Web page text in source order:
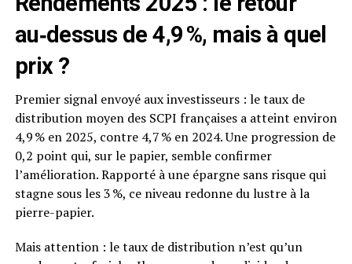
au‑dessus de 4,9 %, mais à quel
prix ?
Premier signal envoyé aux investisseurs : le taux de
distribution moyen des SCPI françaises a atteint environ
4,9 % en 2025, contre 4,7 % en 2024. Une progression de
0,2 point qui, sur le papier, semble confirmer
l’amélioration. Rapporté à une épargne sans risque qui
stagne sous les 3 %, ce niveau redonne du lustre à la
pierre-papier.
Mais attention : le taux de distribution n’est qu’un